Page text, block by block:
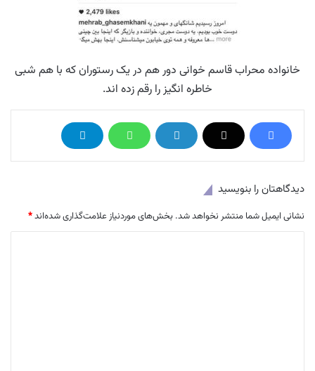
خانواده محراب قاسم خوانی دور هم در یک رستوران که با هم شبی
خاطره انگیز را رقم زده اند.
دیدگاهتان را بنویسید
نشانی ایمیل شما منتشر نخواهد شد. بخش‌های موردنیاز علامت‌گذاری شده‌اند*